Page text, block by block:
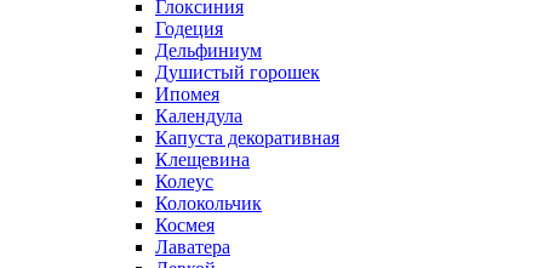
Глоксиния
Годеция
Дельфиниум
Душистый горошек
Ипомея
Календула
Капуста декоративная
Клещевина
Колеус
Колокольчик
Космея
Лаватера